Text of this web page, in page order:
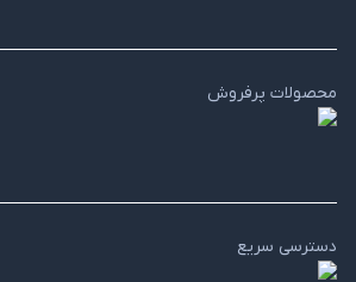
محصولات پرفروش
دسترسی سریع